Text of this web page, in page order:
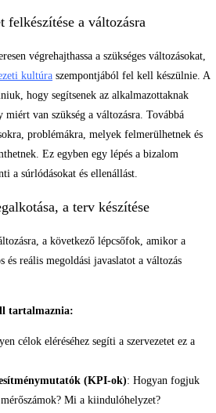
felkészítése a változásra
végrehajthassa a szükséges változásokat,
kultúra szempontjából fel kell készülnie. A
hogy segítsenek az alkalmazottaknak
van szükség a változásra. Továbbá
problémákra, melyek felmerülhetnek és
Ez egyben egy lépés a bizalom
a súrlódásokat és ellenállást.
a terv készítése
a következő lépcsőfok, amikor a
és reális megoldási javaslatot a változás
tartalmaznia:
célok eléréséhez segíti a szervezetet ez a
(KPI-ok): Hogyan fogjuk
Mi a kiindulóhelyzet?